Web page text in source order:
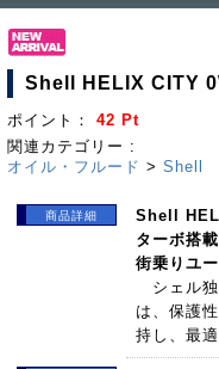
Shell HELIX CITY
ポイント： 42 Pt
関連カテゴリー :
オイル・フルード > Shell
商品詳細
Shell
ターボ搭
街乗りユ
シェル独
は、保護
持し、最